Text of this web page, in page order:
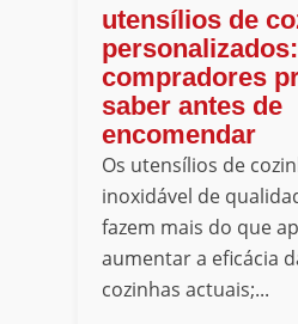
utensílios de
compradores
saber antes de
encomendar
Os utensílios de
inoxidável de
fazem mais do que
aumentar a eficácia
cozinhas actuais;...